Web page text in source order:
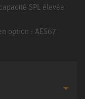
SPL élevée
option : AES67